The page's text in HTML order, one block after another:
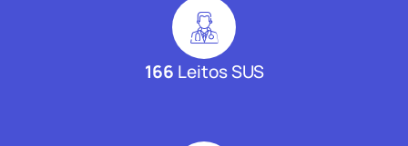
166 Leitos SUS